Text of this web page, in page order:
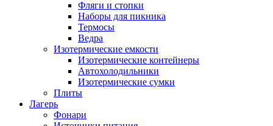
Фляги и стопки
Наборы для пикника
Термосы
Ведра
Изотермические емкости
Изотермические контейнеры
Автохолодильники
Изотермические сумки
Плиты
Лагерь
Фонари